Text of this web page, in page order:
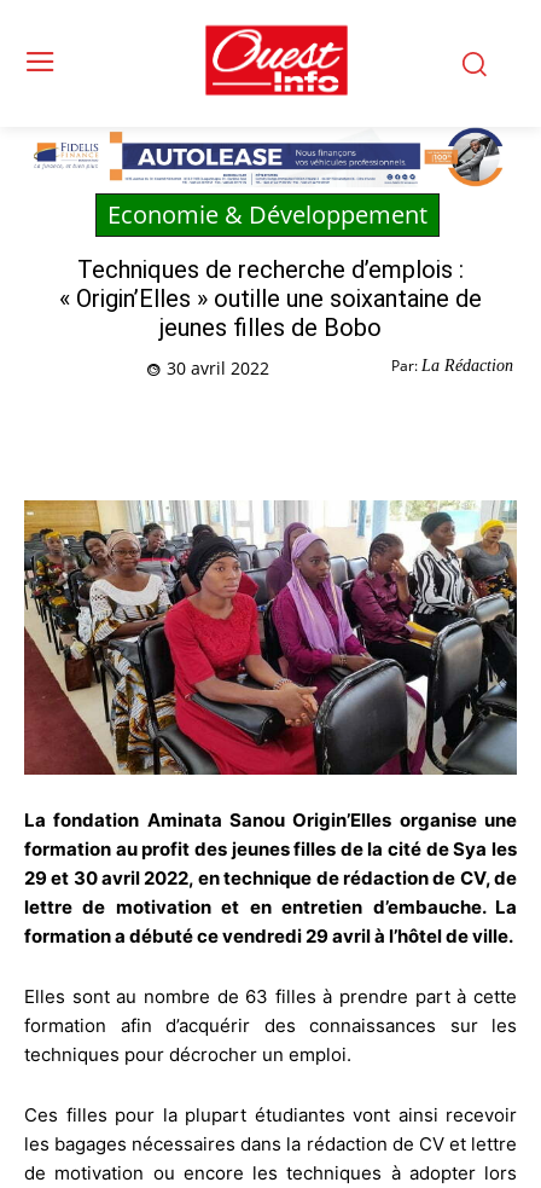
Economie & Développement
Techniques de recherche d’emplois :
« Origin’Elles » outille une soixantaine de
jeunes filles de Bobo
Par: La Rédaction
30 avril 2022
La fondation Aminata Sanou Origin’Elles organise une
formation au profit des jeunes filles de la cité de Sya les
29 et 30 avril 2022, en technique de rédaction de CV, de
lettre de motivation et en entretien d’embauche. La
formation a débuté ce vendredi 29 avril à l’hôtel de ville.
Elles sont au nombre de 63 filles à prendre part à cette
formation afin d’acquérir des connaissances sur les
techniques pour décrocher un emploi.
Ces filles pour la plupart étudiantes vont ainsi recevoir
les bagages nécessaires dans la rédaction de CV et lettre
de motivation ou encore les techniques à adopter lors